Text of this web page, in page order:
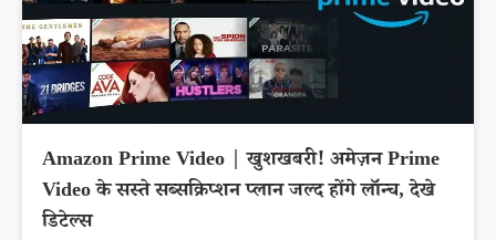
Amazon Prime Video | खुशखबरी! अमेज़न Prime
Video के सस्ते सब्सक्रिप्शन प्लान जल्द होंगे लॉन्च, देखे
डिटेल्स